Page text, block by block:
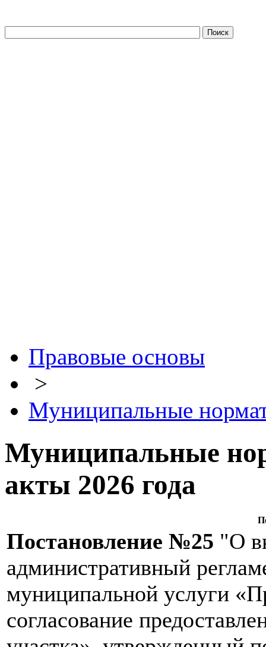
Правовые основы
>
Муниципальные
Муниципальные
акты 2026 года
Постановление №25 "О
административный
муниципальной услуги
согласование